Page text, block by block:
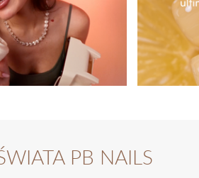
PB NAILS